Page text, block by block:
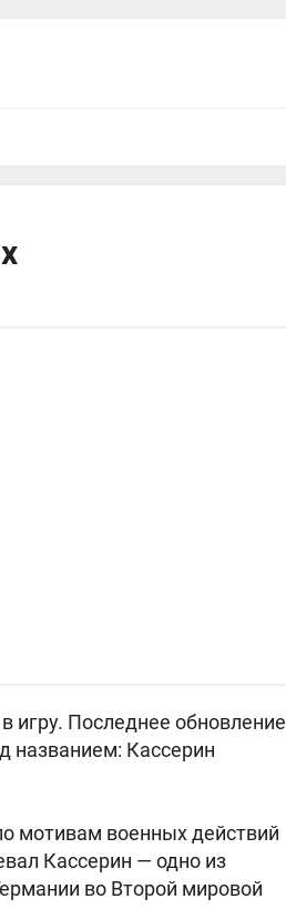
игру. Последнее обновление
названием: Кассерин
мотивам военных действий
Кассерин — одно из
во Второй мировой